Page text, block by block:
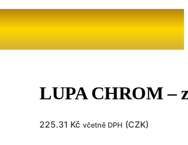
LUPA CHROM –
225.31 Kč včetně DPH (CZK)